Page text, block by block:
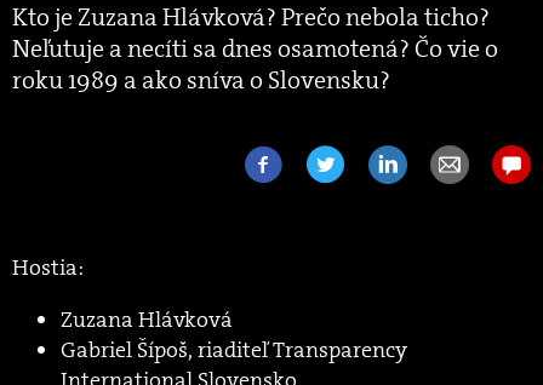
Kto je Zuzana Hlávková? Prečo nebola ticho?
Neľutuje a necíti sa dnes osamotená? Čo vie o
roku 1989 a ako sníva o Slovensku?
Hostia:
Zuzana Hlávková
Gabriel Šípoš, riaditeľ Transparency